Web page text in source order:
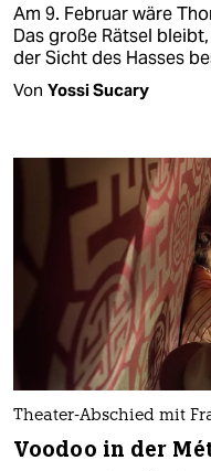
Am 9. Februar wäre
Das große Rätsel
der Sicht des Hasses
Von Yossi Sucary
Theater-Abschied mit
Voodoo in der